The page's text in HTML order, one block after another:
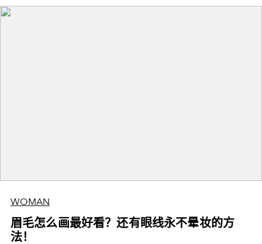
WOMAN
眉毛怎么画最好看？还有眼线永不晕妆的方
法！